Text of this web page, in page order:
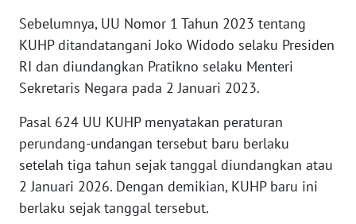
Sebelumnya, UU Nomor 1 Tahun 2023 tentang
KUHP ditandatangani Joko Widodo selaku Presiden
RI dan diundangkan Pratikno selaku Menteri
Sekretaris Negara pada 2 Januari 2023.
Pasal 624 UU KUHP menyatakan peraturan
perundang-undangan tersebut baru berlaku
setelah tiga tahun sejak tanggal diundangkan atau
2 Januari 2026. Dengan demikian, KUHP baru ini
berlaku sejak tanggal tersebut.
WN
PAPUA
BARAT
RIAU
WN
SERAMBI